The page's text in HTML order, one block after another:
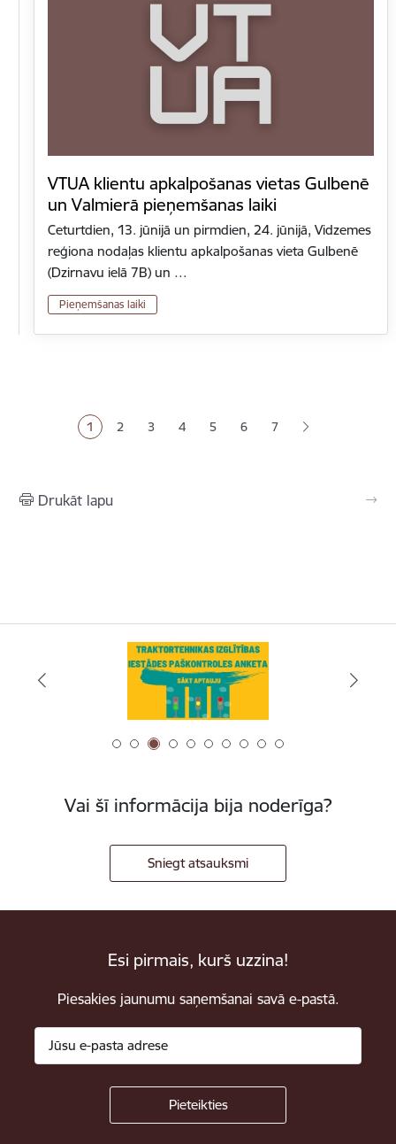
VTUA klientu apkalpošanas vietas Gulbenē
un Valmierā pieņemšanas laiki
Ceturtdien, 13. jūnijā un pirmdien, 24. jūnijā, Vidzemes
reģiona nodaļas klientu apkalpošanas vieta Gulbenē
(Dzirnavu ielā 7B) un …
Pieņemšanas laiki
Pašreizējā lapa
1 Lapa
2 Lapa
3 Lapa
4 Lapa
5 Lapa
6 7
Drukāt lapu
Vai šī informācija bija noderīga?
Sniegt atsauksmi
Esi pirmais, kurš uzzina!
Piesakies jaunumu saņemšanai savā e-pastā.